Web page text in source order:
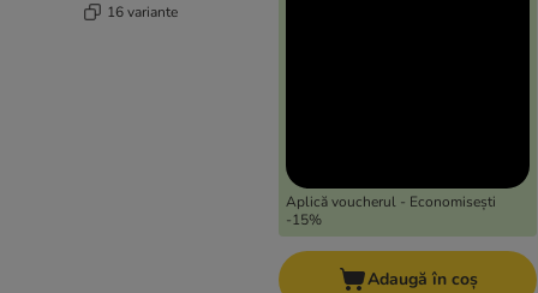
16 variante
Aplică voucherul - Economisești
-15%
Adaugă în coș